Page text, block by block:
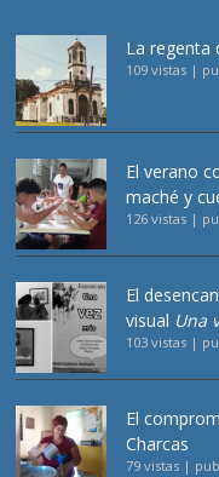
La regenta
109 vistas |
El verano
maché y
126 vistas |
El
visual Una
103 vistas |
El
Charcas
79 vistas |